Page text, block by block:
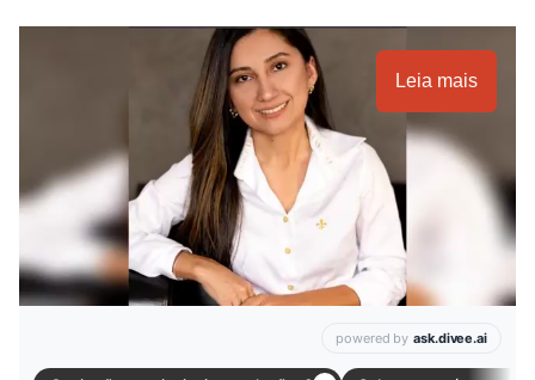
Leia mais